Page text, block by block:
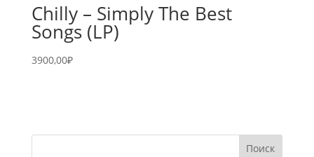
Chilly – Simply The Best
Songs (LP)
3900,00₽